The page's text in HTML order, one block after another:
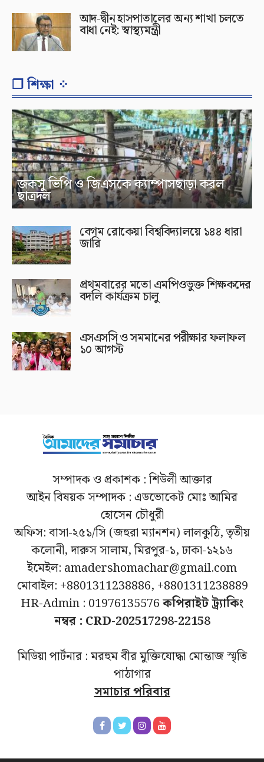
আদ-দ্বীন হাসপাতালের অন্য শাখা চলতে
বাধা নেই: স্বাস্থ্যমন্ত্রী
❐ শিক্ষা ⁘
জকসু ভিপি ও জিএসকে ক্যাম্পাসছাড়া করল
ছাত্রদল
বেগম রোকেয়া বিশ্ববিদ্যালয়ে ১৪৪ ধারা
জারি
প্রথমবারের মতো এমপিওভুক্ত শিক্ষকদের
বদলি কার্যক্রম চালু
এসএসসি ও সমমানের পরীক্ষার ফলাফল
১০ আগস্ট
সম্পাদক ও প্রকাশক : শিউলী আক্তার
আইন বিষয়ক সম্পাদক : এডভোকেট মোঃ আমির
হোসেন চৌধুরী
অফিস: বাসা-২৫১/সি (জহুরা ম্যানশন) লালকুঠি, তৃতীয়
কলোনী, দারুস সালাম, মিরপুর-১, ঢাকা-১২১৬
ইমেইল: amadershomachar@gmail.com
মোবাইল: +8801311238886, +8801311238889
HR-Admin : 01976135576কপিরাইট ট্র্যাকিং
নম্বর : CRD-202517298-22158
মিডিয়া পার্টনার : মরহুম বীর মুক্তিযোদ্ধা মোন্তাজ স্মৃতি
পাঠাগার
সমাচার পরিবার